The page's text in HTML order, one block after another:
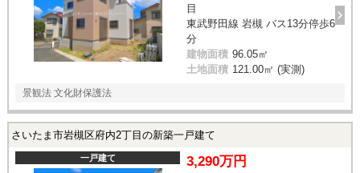
目
東武野田線 岩槻 バス13分停歩6
分
建物面積 96.05㎡
土地面積 121.00㎡ (実測)
景観法 文化財保護法
さいたま市岩槻区府内2丁目の新築一戸建て
一戸建て 3,290万円